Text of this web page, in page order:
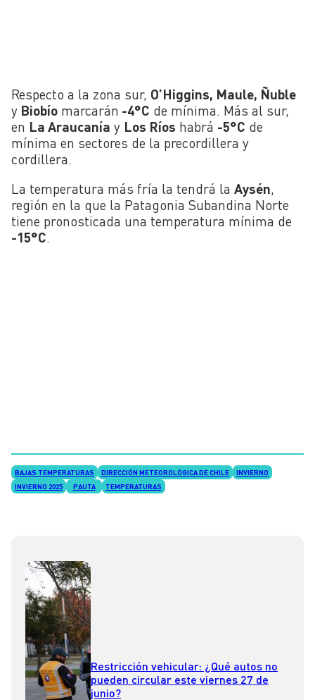
Respecto a la zona sur, O’Higgins, Maule, Ñuble
y Biobío marcarán -4°C de mínima. Más al sur,
en La Araucanía y Los Ríos habrá -5°C de
mínima en sectores de la precordillera y
cordillera.
La temperatura más fría la tendrá la Aysén,
región en la que la Patagonia Subandina Norte
tiene pronosticada una temperatura mínima de
-15°C.
BAJAS TEMPERATURAS DIRECCIÓN METEOROLÓGICA DE CHILE
INVIERNO
INVIERNO 2025
PAUTA TEMPERATURAS
Restricción vehicular: ¿Qué autos no
pueden circular este viernes 27 de
junio?